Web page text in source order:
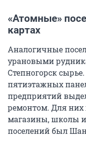
«Атомные»
картах
Аналогичные
урановыми
Степногорск
пятиэтажных
предприятий
ремонтом. Для них
магазины, школы
поселений был